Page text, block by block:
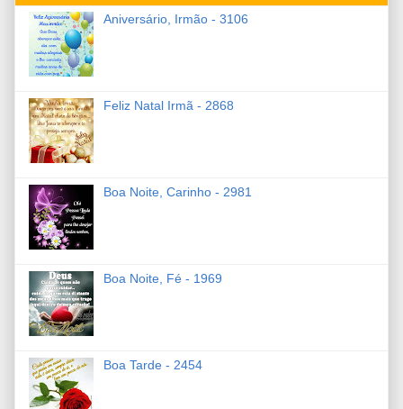
Aniversário, Irmão - 3106
Feliz Natal Irmã - 2868
Boa Noite, Carinho - 2981
Boa Noite, Fé - 1969
Boa Tarde - 2454